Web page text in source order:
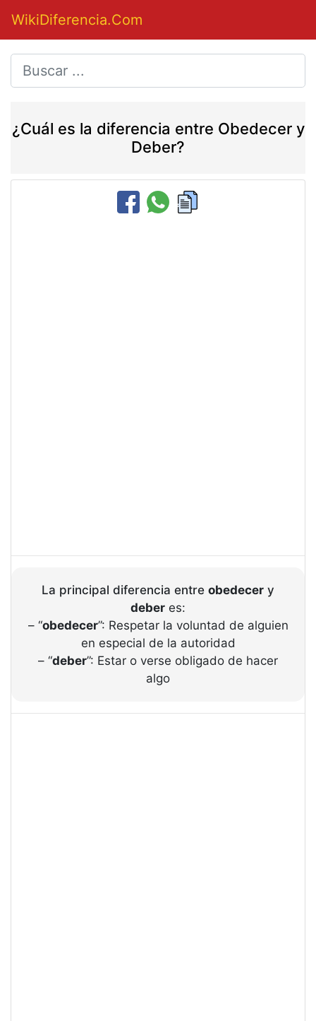
WikiDiferencia.Com
¿Cuál es la diferencia entre Obedecer y
Deber?
La principal diferencia entre obedecer y
deber es:
– “obedecer”: Respetar la voluntad de alguien
en especial de la autoridad
– “deber”: Estar o verse obligado de hacer
algo